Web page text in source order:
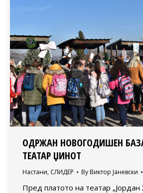
ОДРЖАН НОВОГОДИШЕН
ТЕАТАР ЏИНОТ
Настани, СЛИДЕР By Виктор Јаневски
Пред платото на театар „Јордан